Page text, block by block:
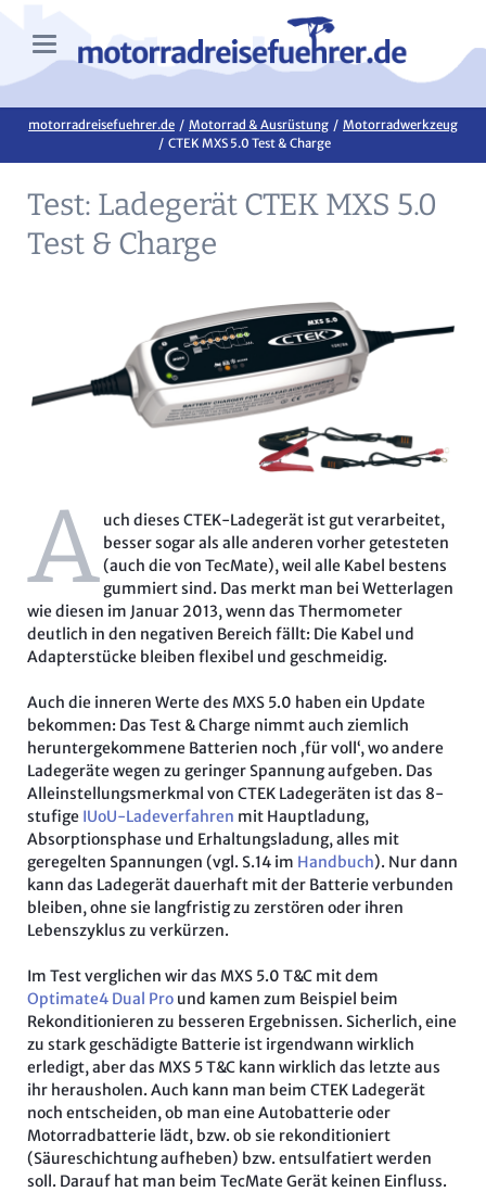
motorradreisefuehrer.de Motorrad & Ausrüstung
Motorradwerkzeug
CTEK MXS 5.0 Test & Charge
Test: Ladegerät CTEK MXS 5.0
Test & Charge
A uch dieses CTEK-Ladegerät ist gut verarbeitet,
besser sogar als alle anderen vorher getesteten
(auch die von TecMate), weil alle Kabel bestens
gummiert sind. Das merkt man bei Wetterlagen
wie diesen im Januar 2013, wenn das Thermometer
deutlich in den negativen Bereich fällt: Die Kabel und
Adapterstücke bleiben flexibel und geschmeidig.
Auch die inneren Werte des MXS 5.0 haben ein Update
bekommen: Das Test & Charge nimmt auch ziemlich
heruntergekommene Batterien noch ‚für voll‘, wo andere
Ladegeräte wegen zu geringer Spannung aufgeben. Das
Alleinstellungsmerkmal von CTEK Ladegeräten ist das 8-
stufige IUoU-Ladeverfahren mit Hauptladung,
Absorptionsphase und Erhaltungsladung, alles mit
geregelten Spannungen (vgl. S.14 im Handbuch). Nur dann
kann das Ladegerät dauerhaft mit der Batterie verbunden
bleiben, ohne sie langfristig zu zerstören oder ihren
Lebenszyklus zu verkürzen.
Im Test verglichen wir das MXS 5.0 T&C mit dem
Optimate4 Dual Pround kamen zum Beispiel beim
Rekonditionieren zu besseren Ergebnissen. Sicherlich, eine
zu stark geschädigte Batterie ist irgendwann wirklich
erledigt, aber das MXS 5 T&C kann wirklich das letzte aus
ihr herausholen. Auch kann man beim CTEK Ladegerät
noch entscheiden, ob man eine Autobatterie oder
Motorradbatterie lädt, bzw. ob sie rekonditioniert
(Säureschichtung aufheben) bzw. entsulfatiert werden
soll. Darauf hat man beim TecMate Gerät keinen Einfluss.